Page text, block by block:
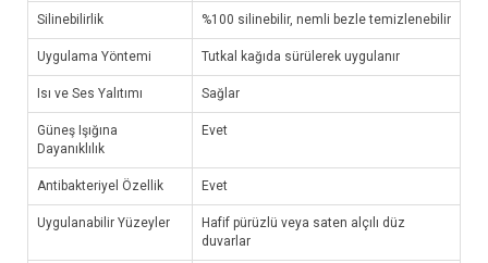
Silinebilirlik %100 silinebilir, nemli bezle temizlenebilir
Uygulama Yöntemi Tutkal kağıda sürülerek uygulanır
Isı ve Ses Yalıtımı Sağlar
Güneş Işığına
Dayanıklılık
Evet
Antibakteriyel Özellik Evet
Uygulanabilir Yüzeyler
Hafif pürüzlü veya saten alçılı düz
duvarlar